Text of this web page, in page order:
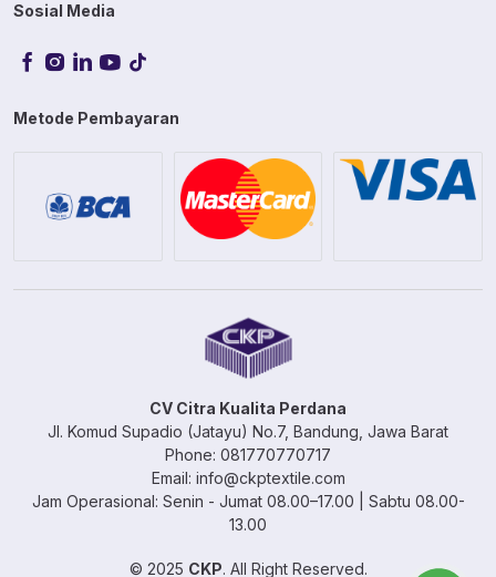
Sosial Media
Metode Pembayaran
CV Citra Kualita Perdana
Jl. Komud Supadio (Jatayu) No.7, Bandung, Jawa Barat
Phone: 081770770717
Email: info@ckptextile.com
Jam Operasional: Senin - Jumat 08.00–17.00 | Sabtu 08.00-
13.00
© 2025 CKP. All Right Reserved.